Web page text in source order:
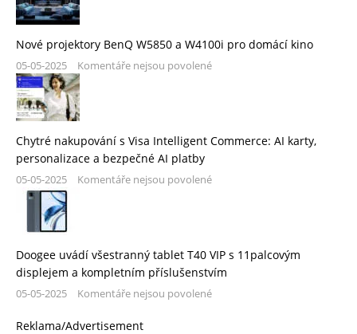
Nové projektory BenQ W5850 a W4100i pro domácí kino
05-05-2025 Komentáře nejsou povolené
Chytré nakupování s Visa Intelligent Commerce: AI karty,
personalizace a bezpečné AI platby
05-05-2025 Komentáře nejsou povolené
Doogee uvádí všestranný tablet T40 VIP s 11palcovým
displejem a kompletním příslušenstvím
05-05-2025 Komentáře nejsou povolené
Reklama/Advertisement